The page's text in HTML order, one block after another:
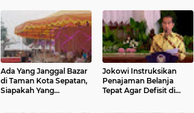
Ada Yang Janggal Bazar
di Taman Kota Sepatan,
Siapakah Yang
Jokowi Instruksikan
Penajaman Belanja
Tepat Agar Defisit di